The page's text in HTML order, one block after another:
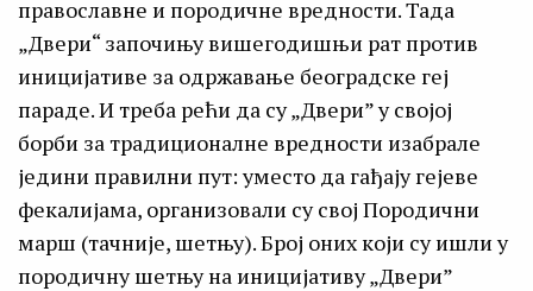
православне и породичне вредности. Тада
„Двери“ започињу вишегодишњи рат против
иницијативе за одржавање београдске геј
параде. И треба рећи да су „Двери” у својој
борби за традиционалне вредности изабрале
једини правилни пут: уместо да гађају гејеве
фекалијама, организовали су свој Породични
марш (тачније, шетњу). Број оних који су ишли у
породичну шетњу на иницијативу „Двери”